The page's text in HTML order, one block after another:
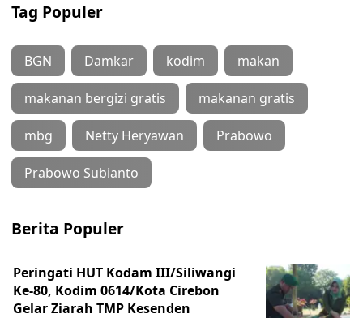
Tag Populer
BGN Damkar kodim makan
makanan bergizi gratis makanan gratis
mbg Netty Heryawan Prabowo
Prabowo Subianto
Berita Populer
Peringati HUT Kodam III/Siliwangi
Ke-80, Kodim 0614/Kota Cirebon
Gelar Ziarah TMP Kesenden